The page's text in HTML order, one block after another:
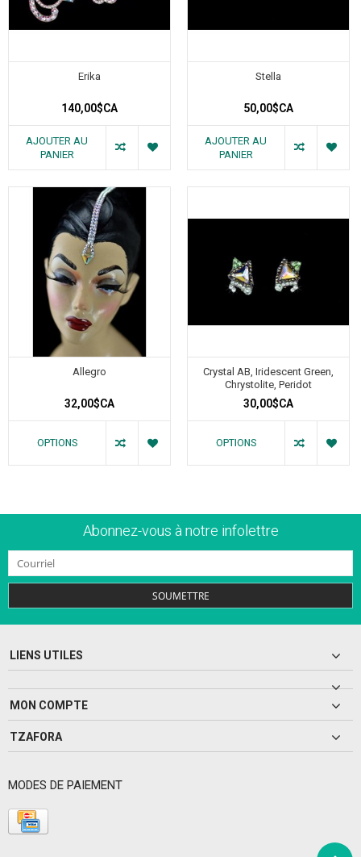
Erika
140,00$CA
AJOUTER AU
PANIER
Stella
50,00$CA
AJOUTER AU
PANIER
Allegro
32,00$CA
OPTIONS
Crystal AB, Iridescent Green,
Chrystolite, Peridot
30,00$CA
OPTIONS
Abonnez-vous à notre infolettre
SOUMETTRE
LIENS UTILES
MON COMPTE
TZAFORA
MODES DE PAIEMENT